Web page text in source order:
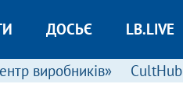
ДОСЬЄ LB.LIVE
виробників» CultHub